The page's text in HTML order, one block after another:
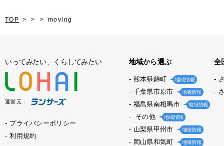
TOP moving
いってみたい、くらしてみたい
運営元：
プライバシーポリシー
利用規約
地域から選ぶ
熊本県錦町 地域情報
千葉県市原市 地域情報
福島県南相馬市 地域情報
その他 地域情報
山梨県甲州市 地域情報
岡山県和気町 地域情報
全